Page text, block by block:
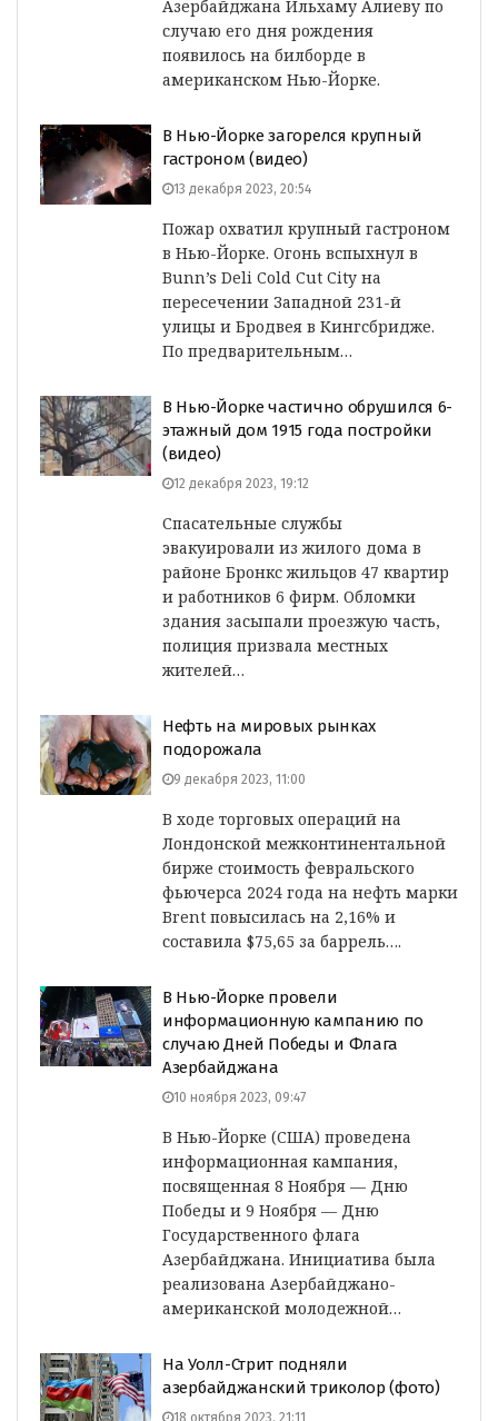
Азербайджана Ильхаму Алиеву по
случаю его дня рождения
появилось на билборде в
американском Нью-Йорке.
В Нью-Йорке загорелся крупный
гастроном (видео)
13 декабря 2023, 20:54
Пожар охватил крупный гастроном
в Нью-Йорке. Огонь вспыхнул в
Bunn’s Deli Cold Cut City на
пересечении Западной 231-й
улицы и Бродвея в Кингсбридже.
По предварительным…
В Нью-Йорке частично обрушился 6-
этажный дом 1915 года постройки
(видео)
12 декабря 2023, 19:12
Спасательные службы
эвакуировали из жилого дома в
районе Бронкс жильцов 47 квартир
и работников 6 фирм. Обломки
здания засыпали проезжую часть,
полиция призвала местных
жителей…
Нефть на мировых рынках
подорожала
9 декабря 2023, 11:00
В ходе торговых операций на
Лондонской межконтинентальной
бирже стоимость февральского
фьючерса 2024 года на нефть марки
Brent повысилась на 2,16% и
составила $75,65 за баррель….
В Нью-Йорке провели
информационную кампанию по
случаю Дней Победы и Флага
Азербайджана
10 ноября 2023, 09:47
В Нью-Йорке (США) проведена
информационная кампания,
посвященная 8 Ноября — Дню
Победы и 9 Ноября — Дню
Государственного флага
Азербайджана. Инициатива была
реализована Азербайджано-
американской молодежной…
На Уолл-Стрит подняли
азербайджанский триколор (фото)
18 октября 2023, 21:11